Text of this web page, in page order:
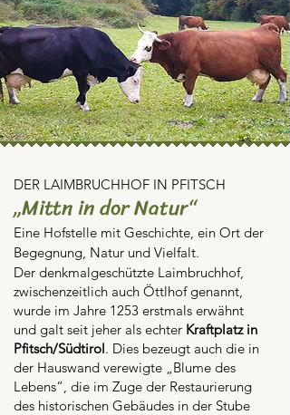
DER LAIMBRUCHHOF IN PFITSCH
„Mittn in dor Natur“
Eine Hofstelle mit Geschichte, ein Ort der
Begegnung, Natur und Vielfalt.
Der denkmalgeschützte Laimbruchhof,
zwischenzeitlich auch Öttlhof genannt,
wurde im Jahre 1253 erstmals erwähnt
und galt seit jeher als echter Kraftplatz in
Pfitsch/Südtirol. Dies bezeugt auch die in
der Hauswand verewigte „Blume des
Lebens“, die im Zuge der Restaurierung
des historischen Gebäudes in der Stube